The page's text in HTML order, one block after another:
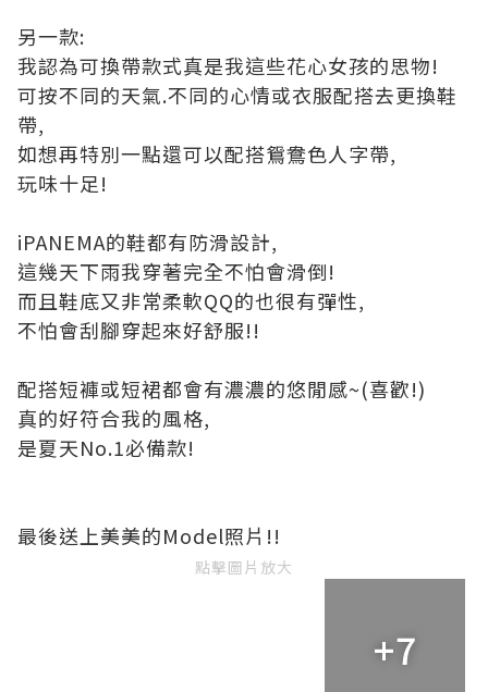
另一款:
我認為可換帶款式真是我這些花心女孩的思物!
可按不同的天氣.不同的心情或衣服配搭去更換鞋
帶,
如想再特別一點還可以配搭鴛鴦色人字帶,
玩味十足!
iPANEMA的鞋都有防滑設計,
這幾天下雨我穿著完全不怕會滑倒!
而且鞋底又非常柔軟QQ的也很有彈性,
不怕會刮腳穿起來好舒服!!
配搭短褲或短裙都會有濃濃的悠閒感~(喜歡!)
真的好符合我的風格,
是夏天No.1必備款!
最後送上美美的Model照片!!
點擊圖片放大
+7